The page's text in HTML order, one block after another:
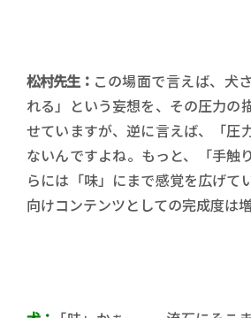
松村先生： この場面で言えば、犬
れる」という妄想を、その圧力の
せていますが、逆に言えば、「圧
ないんですよね。もっと、「手触
らには「味」にまで感覚を広げて
向けコンテンツとしての完成度は